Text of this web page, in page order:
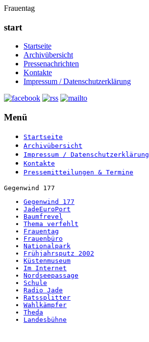
Frauentag
start
Startseite
Archivübersicht
Pressenachrichten
Kontakte
Impressum / Datenschutzerklärung
Menü
Startseite
Archivübersicht
Impressum / Datenschutzerklärung
Kontakte
Pressemitteilungen & Termine
Gegenwind 177
Gegenwind 177
JadeEuroPort
Baumfrevel
Thema verfehlt
Frauentag
Frauenbüro
Nationalpark
Frühjahrsputz 2002
Küstenmuseum
Im Internet
Nordseepassage
Schule
Radio Jade
Ratssplitter
Wahlkämpfer
Theda
Landesbühne